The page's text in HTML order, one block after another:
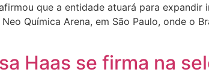
que a entidade atuará para expandir
Química Arena, em São Paulo, onde o
Haas se firma na